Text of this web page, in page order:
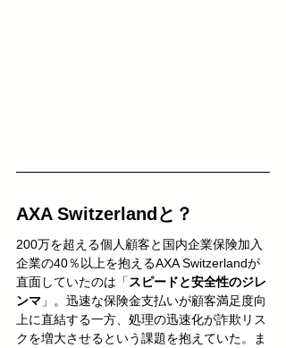
AXA Switzerlandと？
200万を超える個人顧客と国内企業保険加入
企業の40％以上を抱えるAXA Switzerlandが
直面していたのは「 スピードと安全性のジレ
ンマ 」。迅速な保険金支払いが顧客満足度向
上に直結する一方、処理の迅速化が詐欺リス
クを増大させるという課題を抱えていた。ま